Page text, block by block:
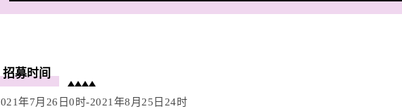
招募时间
021年7月26日0时-2021年8月25日24时